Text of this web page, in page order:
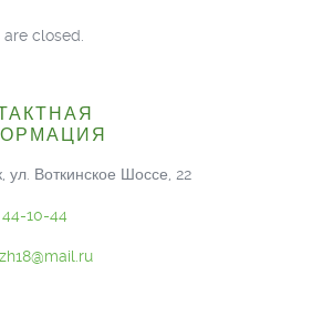
closed.
ул. Воткинское Шоссе, 22
44-10-44